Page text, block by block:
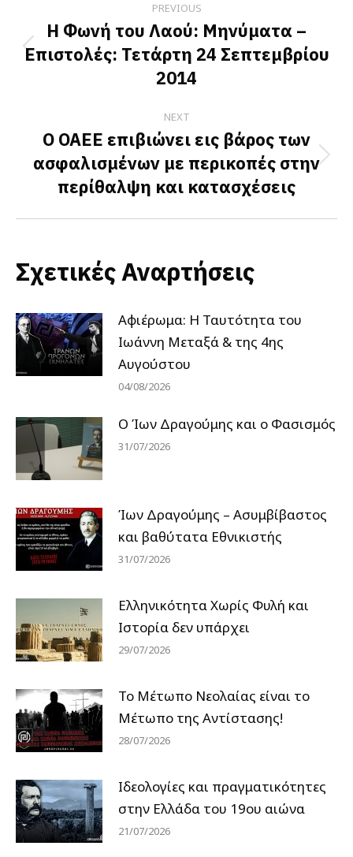
navigation
PREVIOUS
Previous
post:
Η Φωνή του Λαού: Μηνύματα –
Επιστολές: Τετάρτη 24 Σεπτεμβρίου
2014
NEXT
Next
post:
Ο ΟΑΕΕ επιβιώνει εις βάρος των
ασφαλισμένων με περικοπές στην
περίθαλψη και κατασχέσεις
Σχετικές Αναρτήσεις
Αφιέρωμα: Η Ταυτότητα του
Ιωάννη Μεταξά & της 4ης
Αυγούστου
04/08/2026
Ο Ίων Δραγούμης και ο Φασισμός
31/07/2026
Ίων Δραγούμης – Ασυμβίβαστος
και βαθύτατα Εθνικιστής
31/07/2026
Ελληνικότητα Χωρίς Φυλή και
Ιστορία δεν υπάρχει
29/07/2026
Το Μέτωπο Νεολαίας είναι το
Μέτωπο της Αντίστασης!
28/07/2026
Ιδεολογίες και πραγματικότητες
στην Ελλάδα του 19ου αιώνα
21/07/2026